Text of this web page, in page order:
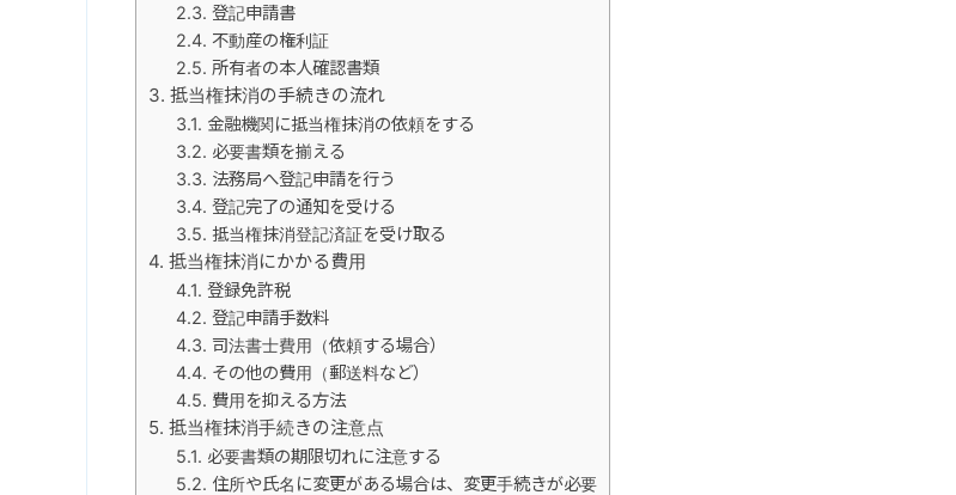
登記申請書
不動産の権利証
所有者の本人確認書類
抵当権抹消の手続きの流れ
金融機関に抵当権抹消の依頼をする
必要書類を揃える
法務局へ登記申請を行う
登記完了の通知を受ける
抵当権抹消登記済証を受け取る
抵当権抹消にかかる費用
登録免許税
登記申請手数料
司法書士費用（依頼する場合）
その他の費用（郵送料など）
費用を抑える方法
抵当権抹消手続きの注意点
必要書類の期限切れに注意する
住所や氏名に変更がある場合は、変更手続きが必要